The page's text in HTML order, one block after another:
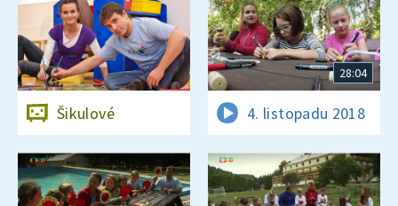
Šikulové
28:04
4. listopadu 2018